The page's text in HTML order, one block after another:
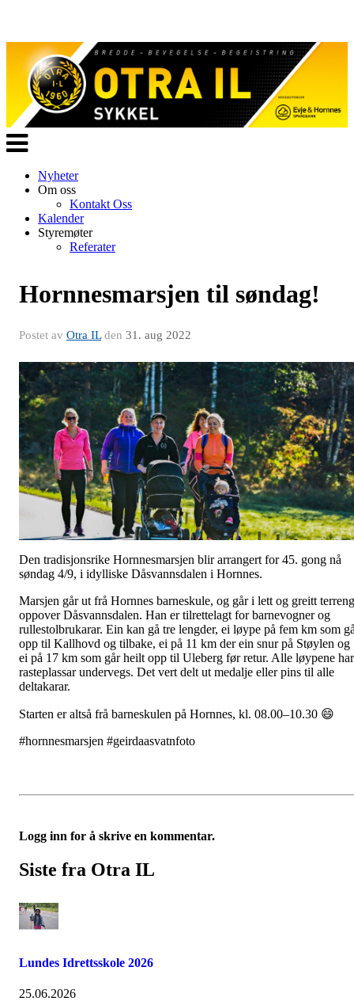
Veksle
navigasjon
Nyheter
Om oss
Kontakt Oss
Kalender
Styremøter
Referater
Hornnesmarsjen til søndag!
Postet av Otra ILden 31. aug 2022
Den tradisjonsrike Hornnesmarsjen blir arrangert for 45. gong nå
søndag 4/9, i idylliske Dåsvannsdalen i Hornnes.
Marsjen går ut frå Hornnes barneskule, og går i lett og greitt terreng
oppover Dåsvannsdalen. Han er tilrettelagt for barnevogner og
rullestolbrukarar. Ein kan gå tre lengder, ei løype på fem km som
opp til Kallhovd og tilbake, ei på 11 km der ein snur på Støylen og
ei på 17 km som går heilt opp til Uleberg før retur. Alle løypene har
rasteplassar undervegs. Det vert delt ut medalje eller pins til alle
deltakarar.
Starten er altså frå barneskulen på Hornnes, kl. 08.00–10.30 😄
#hornnesmarsjen #geirdaasvatnfoto
Logg inn for å skrive en kommentar.
Siste fra Otra IL
Lundes Idrettsskole 2026
25.06.2026